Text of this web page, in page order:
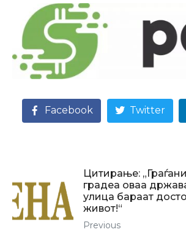
Facebook Twitter
Цитирање:
градеа оваа
улица бараат
живот!“
Previous